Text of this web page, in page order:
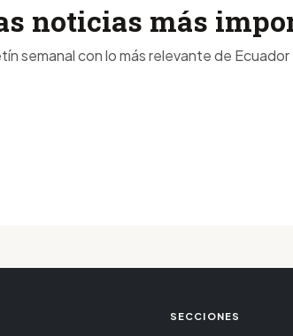
noticias más
semanal con lo más relevante de
SECCIONES